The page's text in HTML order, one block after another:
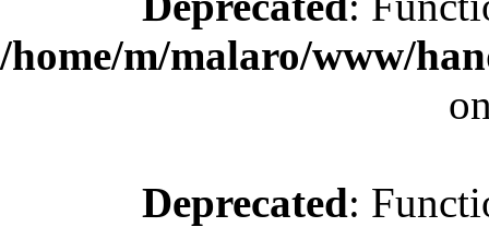
/home/m/malaro/www/
Deprecated: